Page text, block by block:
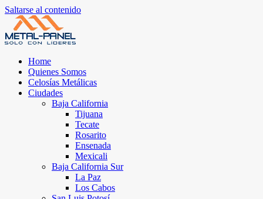
Saltarse al contenido
Home
Quienes Somos
Celosías Metálicas
Ciudades
Baja California
Tijuana
Tecate
Rosarito
Ensenada
Mexicali
Baja California Sur
La Paz
Los Cabos